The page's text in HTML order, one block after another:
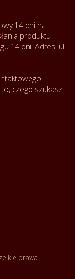
14 dni na
produktu
14 dni. Adres: ul.
to, czego szukasz!
prawa